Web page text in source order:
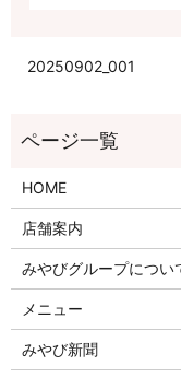
20250902_001
HOME
店舗案内
みやびグループについ
メニュー
みやび新聞